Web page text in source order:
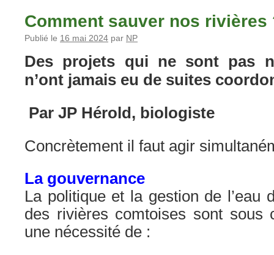
Comment sauver nos
Publié le 16 mai 2024 par NP
Des projets qui ne sont pas
n’ont jamais eu de suites
Par JP Hérold, biologiste
Concrètement il faut agir
La gouvernance
La politique et la gestion de l’eau
des rivières comtoises sont
une nécessité de :